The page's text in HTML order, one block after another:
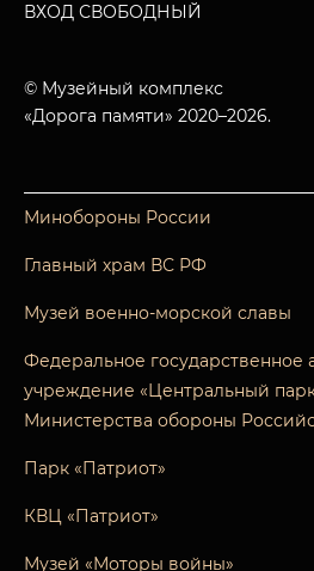
ВХОД СВОБОДНЫЙ
© Музейный комплекс
«Дорога памяти» 2020–2026.
Минобороны России
Главный храм ВС РФ
Музей военно-морской славы
Федеральное государственное
учреждение «Центральный
Министерства обороны
Парк «Патриот»
КВЦ «Патриот»
Музей «Моторы войны»